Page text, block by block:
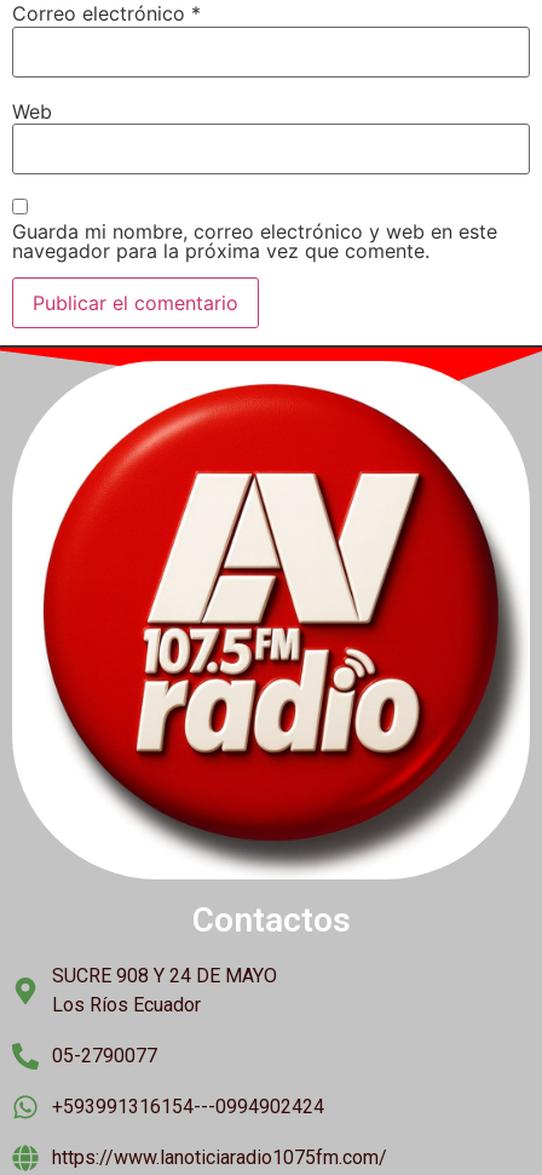
Correo electrónico *
Web
Guarda mi nombre, correo electrónico y web en este
navegador para la próxima vez que comente.
Contactos
SUCRE 908 Y 24 DE MAYO
Los Ríos Ecuador
05-2790077
+593991316154---0994902424
https://www.lanoticiaradio1075fm.com/